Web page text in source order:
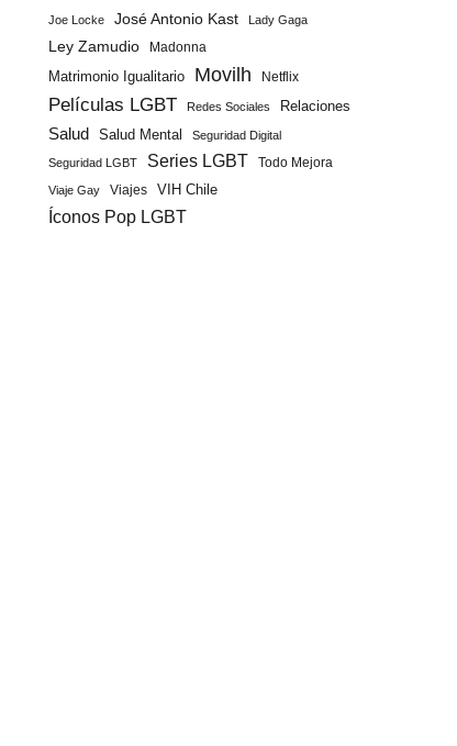
Joe Locke José Antonio Kast Lady Gaga
Ley Zamudio Madonna
Matrimonio Igualitario Movilh Netflix
Películas LGBT Redes Sociales Relaciones
Salud Salud Mental Seguridad Digital
Seguridad LGBT Series LGBT Todo Mejora
Viaje Gay Viajes VIH Chile
Íconos Pop LGBT